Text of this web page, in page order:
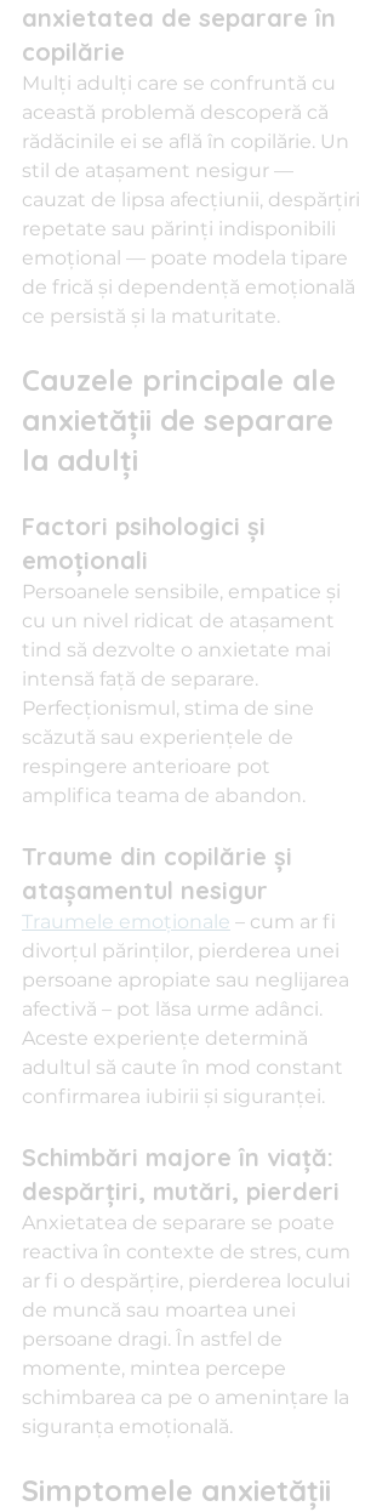
anxietatea de separare în
copilărie
Mulți adulți care se confruntă cu
această problemă descoperă că
rădăcinile ei se află în copilărie. Un
stil de atașament nesigur —
cauzat de lipsa afecțiunii, despărțiri
repetate sau părinți indisponibili
emoțional — poate modela tipare
de frică și dependență emoțională
ce persistă și la maturitate.
Cauzele principale ale
anxietății de separare
la adulți
Factori psihologici și
emoționali
Persoanele sensibile, empatice și
cu un nivel ridicat de atașament
tind să dezvolte o anxietate mai
intensă față de separare.
Perfecționismul, stima de sine
scăzută sau experiențele de
respingere anterioare pot
amplifica teama de abandon.
Traume din copilărie și
atașamentul nesigur
Traumele emoționale – cum ar fi
divorțul părinților, pierderea unei
persoane apropiate sau neglijarea
afectivă – pot lăsa urme adânci.
Aceste experiențe determină
adultul să caute în mod constant
confirmarea iubirii și siguranței.
Schimbări majore în viață:
despărțiri, mutări, pierderi
Anxietatea de separare se poate
reactiva în contexte de stres, cum
ar fi o despărțire, pierderea locului
de muncă sau moartea unei
persoane dragi. În astfel de
momente, mintea percepe
schimbarea ca pe o amenințare la
siguranța emoțională.
Simptomele anxietății